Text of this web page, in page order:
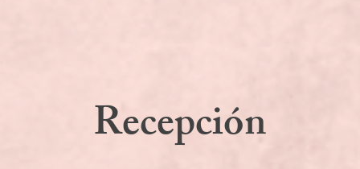
Recepción